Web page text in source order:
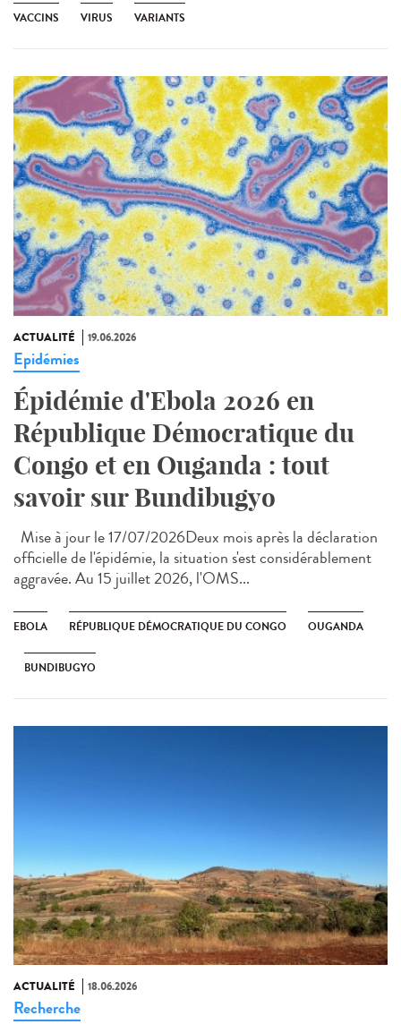
VACCINS VIRUS VARIANTS
ACTUALITÉ 19.06.2026
Epidémies
Épidémie d'Ebola 2026 en
République Démocratique du
Congo et en Ouganda : tout
savoir sur Bundibugyo
Mise à jour le 17/07/2026Deux mois après la déclaration
officielle de l'épidémie, la situation s'est considérablement
aggravée. Au 15 juillet 2026, l'OMS...
EBOLA RÉPUBLIQUE DÉMOCRATIQUE DU CONGO OUGANDA
BUNDIBUGYO
ACTUALITÉ 18.06.2026
Recherche